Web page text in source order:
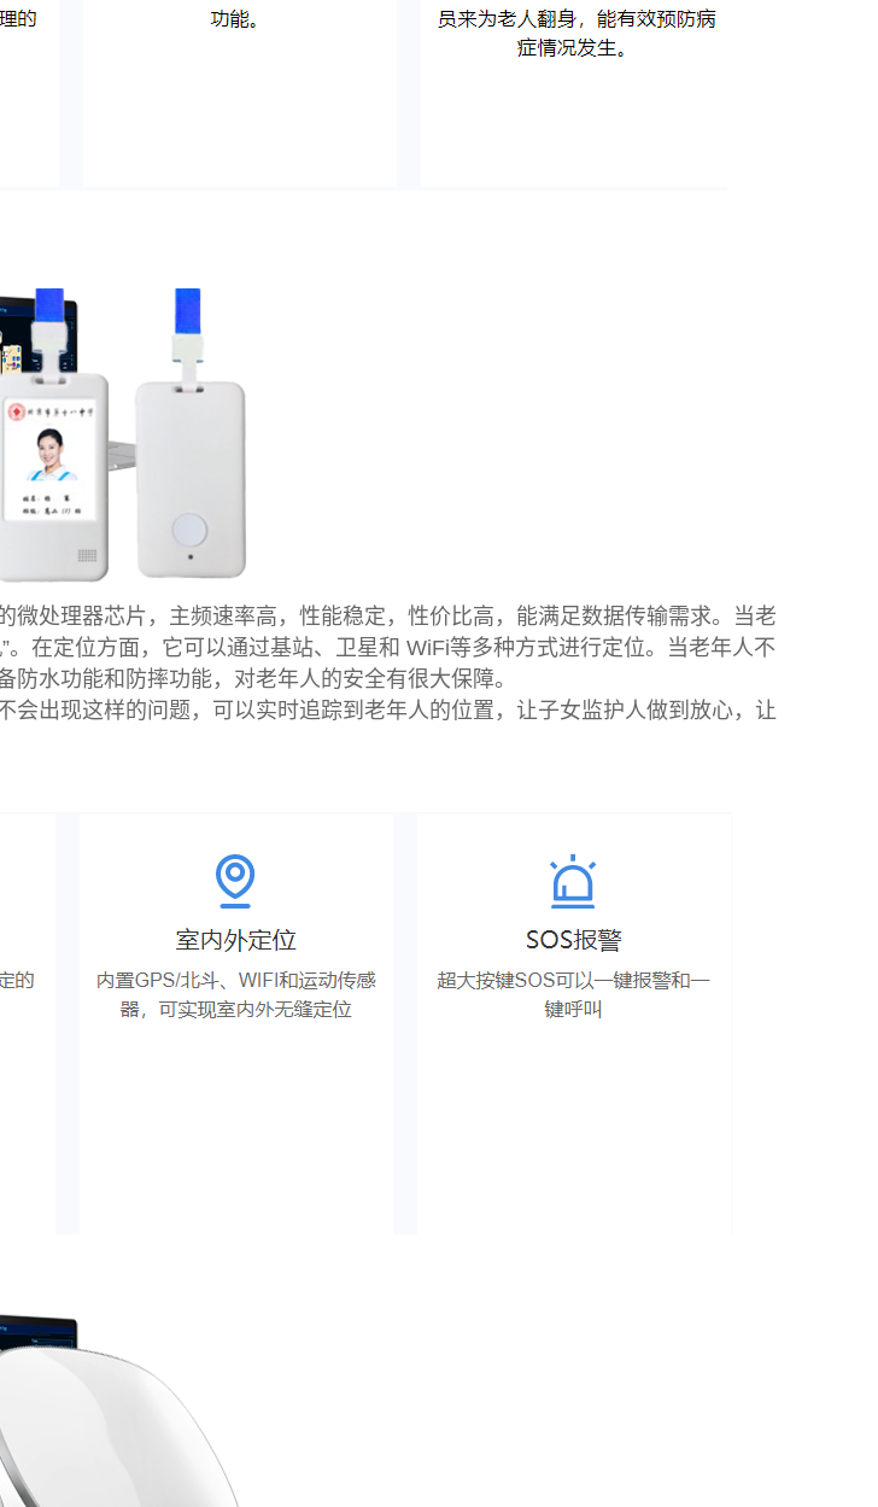
微处理器芯片，主频速率高，性能稳定，性价比高，能满足数据传输需求。当老
在定位方面，它可以通过基站、卫星和 WiFi等多种方式进行定位。当老年人不
水功能和防摔功能，对老年人的安全有很大保障。
出现这样的问题，可以实时追踪到老年人的位置，让子女监护人做到放心，让